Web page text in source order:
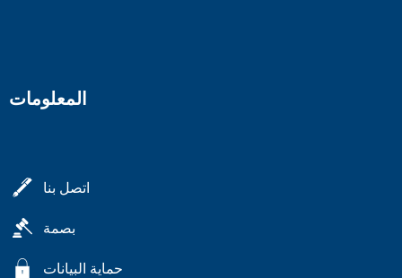
المعلومات
اتصل بنا
بصمة
حماية البيانات